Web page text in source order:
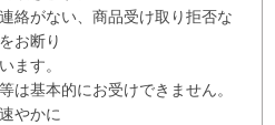
絡がない、商品受け取り拒否な
お断り
ます。
基本的にお受けできません。
やかに